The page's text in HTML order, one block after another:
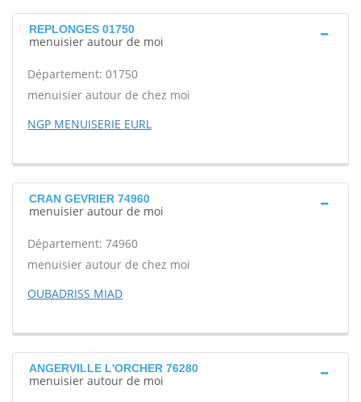
REPLONGES 01750
menuisier autour de moi
Département: 01750
menuisier autour de chez moi
NGP MENUISERIE EURL
CRAN GEVRIER 74960
menuisier autour de moi
Département: 74960
menuisier autour de chez moi
OUBADRISS MIAD
ANGERVILLE L'ORCHER 76280
menuisier autour de moi